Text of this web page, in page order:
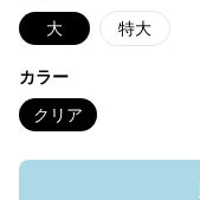
大 特大
カラー
クリア